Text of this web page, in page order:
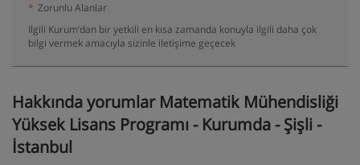
* Zorunlu Alanlar
Ilgili Kurum’dan bir yetkili en kısa zamanda konuyla ilgili daha çok
bilgi vermek amacıyla sizinle iletişime geçecek
Hakkında yorumlar Matematik Mühendisliği
Yüksek Lisans Programı - Kurumda - Şişli -
İstanbul